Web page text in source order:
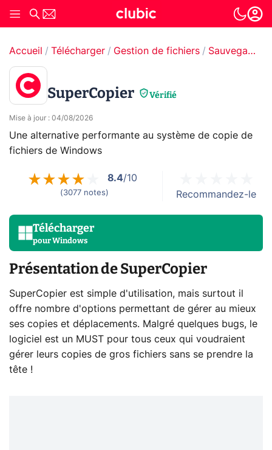
Accueil Télécharger Gestion de fichiers Sauvegarde & Copie de fichiers
SuperCopier Vérifié
Mise à jour : 04/08/2026
Une alternative performante au système de copie de
fichiers de Windows
8.4/10
(3077 notes) Recommandez-le
Télécharger
pourWindows
Présentation de SuperCopier
SuperCopier est simple d'utilisation, mais surtout il
offre nombre d'options permettant de gérer au mieux
ses copies et déplacements. Malgré quelques bugs, le
logiciel est un MUST pour tous ceux qui voudraient
gérer leurs copies de gros fichiers sans se prendre la
tête !